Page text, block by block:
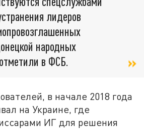
лидеров
народных
в ФСБ.
в начале 2018 года
на Украине, где
ИГ для решения